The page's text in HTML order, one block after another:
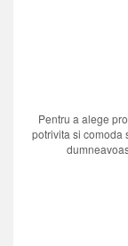
Pentru a alege
potrivita si comoda